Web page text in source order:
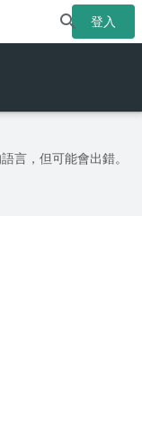
登入
言，但可能會出錯。